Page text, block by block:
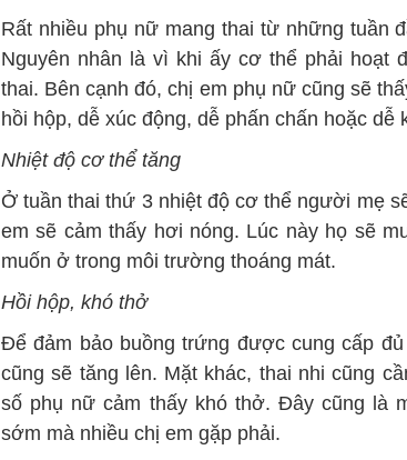
Rất nhiều phụ nữ mang thai từ những tuần
Nguyên nhân là vì khi ấy cơ thể phải hoạt
thai. Bên cạnh đó, chị em phụ nữ cũng sẽ
hồi hộp, dễ xúc động, dễ phấn chấn hoặc dễ
Nhiệt độ cơ thể tăng
Ở tuần thai thứ 3 nhiệt độ cơ thể người mẹ
em sẽ cảm thấy hơi nóng. Lúc này họ sẽ
muốn ở trong môi trường thoáng mát.
Hồi hộp, khó thở
Để đảm bảo buồng trứng được cung cấp
cũng sẽ tăng lên. Mặt khác, thai nhi cũng
số phụ nữ cảm thấy khó thở. Đây cũng là
sớm mà nhiều chị em gặp phải.